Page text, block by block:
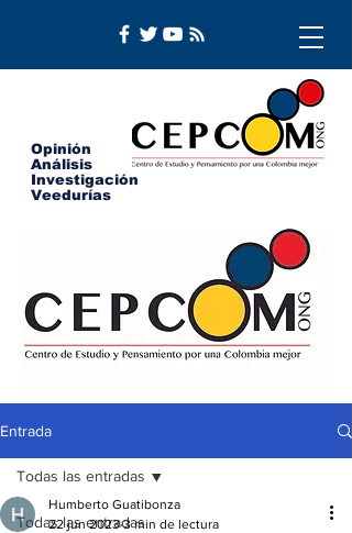
Opinión
Análisis
Investigación
Veedurías
Entrada
Todas las entradas
Todas las entradas
Humberto Guatibonza
22 jun 2023 3 min de lectura